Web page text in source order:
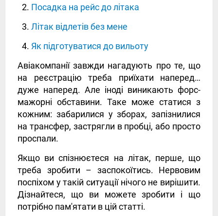
Посадка на рейс до літака
Літак відлетів без мене
Як підготуватися до вильоту
Авіакомпанії завжди нагадують про те, що
на реєстрацію треба приїхати наперед…
дуже наперед. Але іноді виникають форс-
мажорні обставини. Таке може статися з
кожним: забарилися у зборах, запізнилися
на трансфер, застрягли в пробці, або просто
проспали.
Якщо ви спізнюєтеся на літак, перше, що
треба зробити – заспокоїтись. Нервовим
поспіхом у такій ситуації нічого не вирішити.
Дізнайтеся, що ви можете зробити і що
потрібно пам'ятати в цій статті.